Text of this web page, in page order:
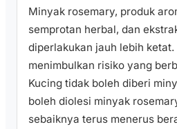
Minyak rosemary, produk
semprotan herbal, dan
diperlakukan jauh lebih
menimbulkan risiko yang
Kucing tidak boleh diberi
boleh diolesi minyak
sebaiknya terus menerus